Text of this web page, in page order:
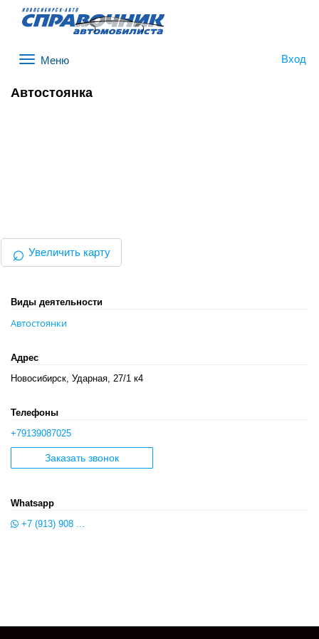
Вход
Автостоянка
⌕ Увеличить карту
Виды деятельности
Автостоянки
Адрес
Новосибирск, Ударная, 27/1 к4
Телефоны
+79139087025
Заказать звонок
Whatsapp
+7 (913) 908 ...